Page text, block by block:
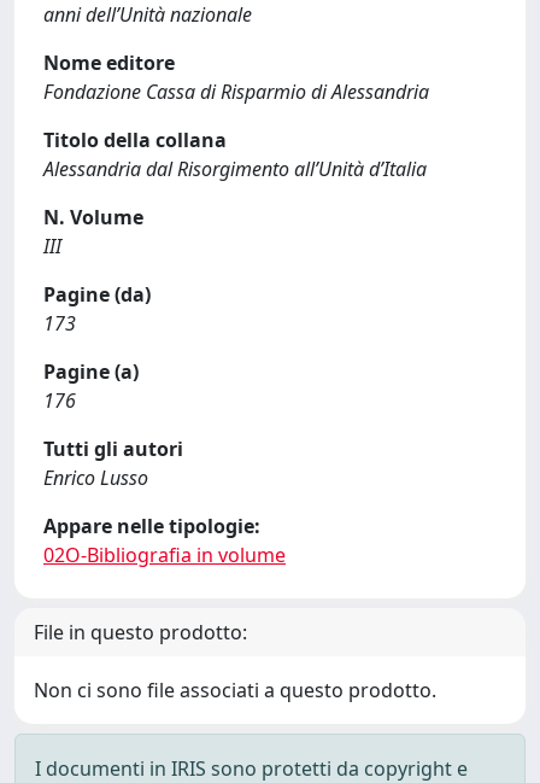
anni dell’Unità nazionale
Nome editore
Fondazione Cassa di Risparmio di Alessandria
Titolo della collana
Alessandria dal Risorgimento all’Unità d’Italia
N. Volume
III
Pagine (da)
173
Pagine (a)
176
Tutti gli autori
Enrico Lusso
Appare nelle tipologie:
02O-Bibliografia in volume
File in questo prodotto:
Non ci sono file associati a questo prodotto.
I documenti in IRIS sono protetti da copyright e